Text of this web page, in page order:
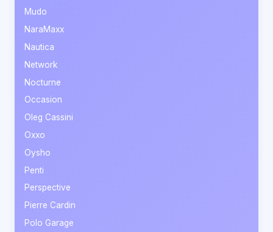
Mudo
NaraMaxx
Nautica
Network
Nocturne
Occasion
Oleg Cassini
Oxxo
Oysho
Penti
Perspective
Pierre Cardin
Polo Garage